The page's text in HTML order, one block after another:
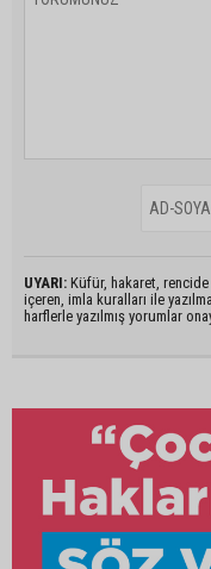
UYARI: Küfür, hakaret, rencide
içeren, imla kuralları ile
harflerle yazılmış yorumlar